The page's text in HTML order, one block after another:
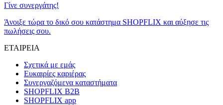
Γίνε συνεργάτης!
Άνοιξε τώρα το δικό σου κατάστημα SHOPFLIX και αύξησε τις
πωλήσεις σου.
ΕΤΑΙΡΕΙΑ
Σχετικά με εμάς
Ευκαιρίες καριέρας
Συνεργαζόμενα καταστήματα
SHOPFLIX B2B
SHOPFLIX app